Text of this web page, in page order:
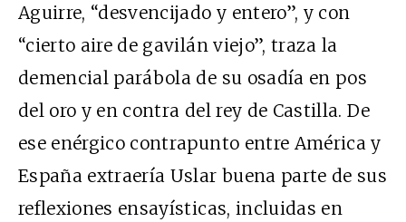
Aguirre, “desvencijado y entero”, y con
“cierto aire de gavilán viejo”, traza la
demencial parábola de su osadía en pos
del oro y en contra del rey de Castilla. De
ese enérgico contrapunto entre América y
España extraería Uslar buena parte de sus
reflexiones ensayísticas, incluidas en